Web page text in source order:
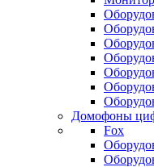
Домофоны
Fox